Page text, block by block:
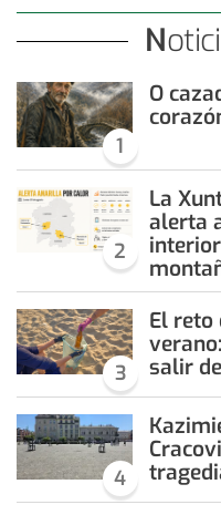
1
O
2
La
alerta
3
El reto
salir
4